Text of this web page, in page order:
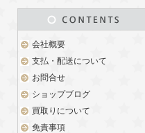
会社概要
支払・配送について
お問合せ
ショップブログ
買取りについて
免責事項